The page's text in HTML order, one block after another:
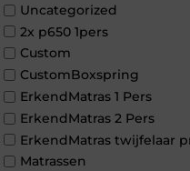
Uncategorized
2x p650 1pers
Custom
CustomBoxspring
ErkendMatras 1 Pers
ErkendMatras 2 Pers
ErkendMatras twijfelaar
Matrassen